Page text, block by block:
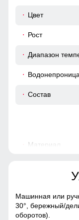
48 (XL)
Цвет
Рост
Диапазон
Состав
Материал
Материал
Машинная или
30°, бережный/
оборотов).